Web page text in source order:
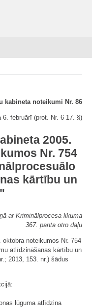
kabineta noteikumi Nr. 86
6. februārī (prot. Nr. 6 17. §)
2005.
Nr. 754
kārtību un
ar Kriminālprocesa likuma
367. panta otro daļu
oktobra noteikumos Nr. 754
atlīdzināšanas kārtību un
2013, 153. nr.) šādus
lūguma atlīdzina